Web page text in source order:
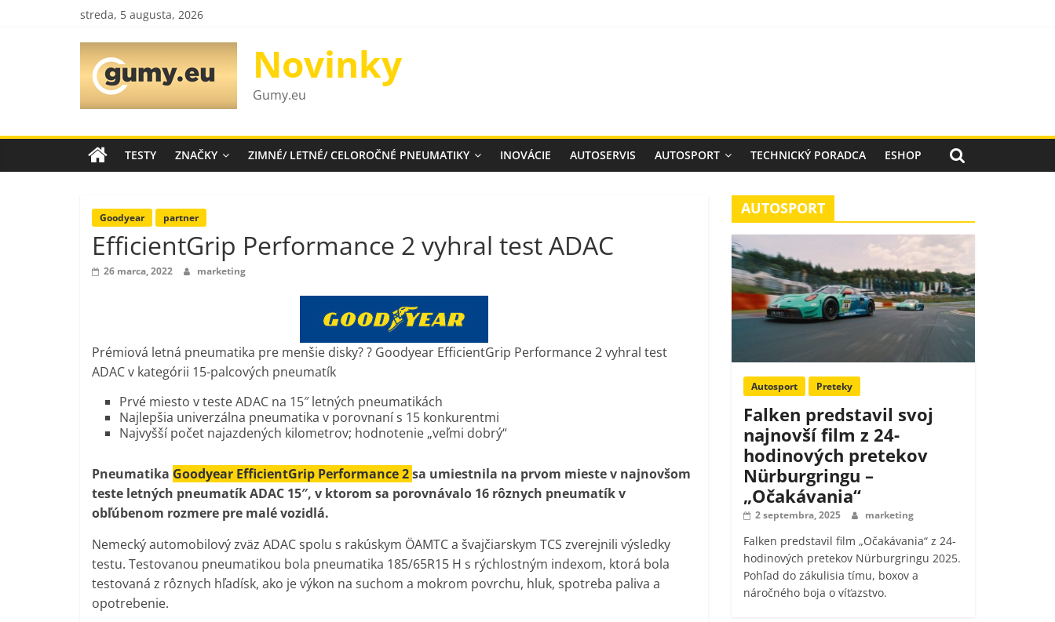
streda, 5 augusta, 2026
Novinky
Gumy.eu
TESTY ZNAČKY ZIMNÉ/ LETNÉ/ CELOROČNÉ PNEUMATIKY INOVÁCIE AUTOSERVIS AUTOSPORT TECHNICKÝ PORADCA ESHOP
Goodyear partner
EfficientGrip Performance 2 vyhral test ADAC
26 marca, 2022 marketing
Prémiová letná pneumatika pre menšie disky? ? Goodyear EfficientGrip Performance 2 vyhral test
ADAC v kategórii 15-palcových pneumatík
Prvé miesto v teste ADAC na 15″ letných pneumatikách
Najlepšia univerzálna pneumatika v porovnaní s 15 konkurentmi
Najvyšší počet najazdených kilometrov; hodnotenie „veľmi dobrý“
Pneumatika Goodyear EfficientGrip Performance 2sa umiestnila na prvom mieste v najnovšom
teste letných pneumatík ADAC 15″, v ktorom sa porovnávalo 16 rôznych pneumatík v
obľúbenom rozmere pre malé vozidlá.
Nemecký automobilový zväz ADAC spolu s rakúskym ÖAMTC a švajčiarskym TCS zverejnili výsledky
testu. Testovanou pneumatikou bola pneumatika 185/65R15 H s rýchlostným indexom, ktorá bola
testovaná z rôznych hľadísk, ako je výkon na suchom a mokrom povrchu, hluk, spotreba paliva a
opotrebenie.
AUTOSPORT
Autosport Preteky
Falken predstavil svoj
najnovší film z 24-
hodinových pretekov
Nürburgringu –
„Očakávania“
2 septembra, 2025 marketing
Falken predstavil film „Očakávania“ z 24-
hodinových pretekov Nürburgringu 2025.
Pohľad do zákulisia tímu, boxov a
náročného boja o víťazstvo.